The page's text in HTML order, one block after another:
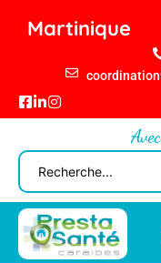
Martinique